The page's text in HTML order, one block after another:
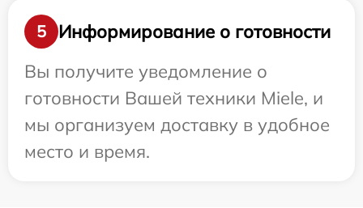
5
Информирование о готовности
Вы получите уведомление о
готовности Вашей техники Miele, и
мы организуем доставку в удобное
место и время.